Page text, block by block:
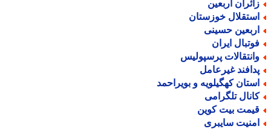
اربعین
خوزستان
حسینی
ایران
پرسپولیس
غیرعامل
کهگیلویه و بویراحمد
تلگرامی
بیت کوین
سایبری